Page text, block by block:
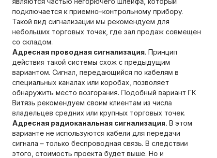
подключается к приемно-контрольному прибору.
Такой вид сигнализации мы рекомендуем для
небольших торговых точек, где зал продаж совмещен
со складом.
Адресная проводная сигнализация. Принцип
действия такой системы схож с предыдущим
вариантом. Сигнал, передающийся по кабелям в
специальных каналах или коробах, позволяет
обнаружить место возгорания. Подобный вариант ГК
Витязь рекомендуем своим клиентам из числа
владельцев средних или крупных торговых точек.
Адресная радиоканальная сигнализация. В этом
варианте не используются кабели для передачи
сигнала – только беспроводная связь. В следствии
этого, стоимость проекта будет выше. Но и